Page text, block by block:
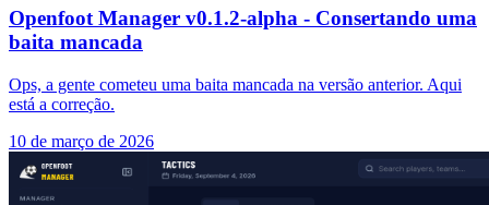
Openfoot Manager v0.1.2-alpha - Consertando uma
baita mancada
Ops, a gente cometeu uma baita mancada na versão anterior. Aqui
está a correção.
10 de março de 2026